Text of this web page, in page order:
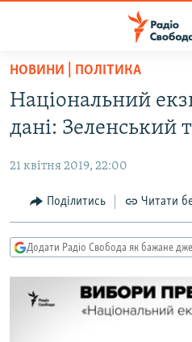
Перейти
основного
матеріалу
до
навігації
Перейти
до
ВСЕ ЗА ДОБУ
ПОЛІТИКА
ЕКОНОМІКА
КУЛЬТУРА
СПОРТ
ВІЙНА
РОСІЙСЬКА «ФІЛЬТРАЦІЯ»
КРИМ.РЕАЛІЇ
ТИ ЯК?
НОВИНИ | ПОЛІТИКА
Національний
дані: Зеленський
21 квітня 2019, 22:00
Поділитись Читати
Додати Радіо Свобода як бажане